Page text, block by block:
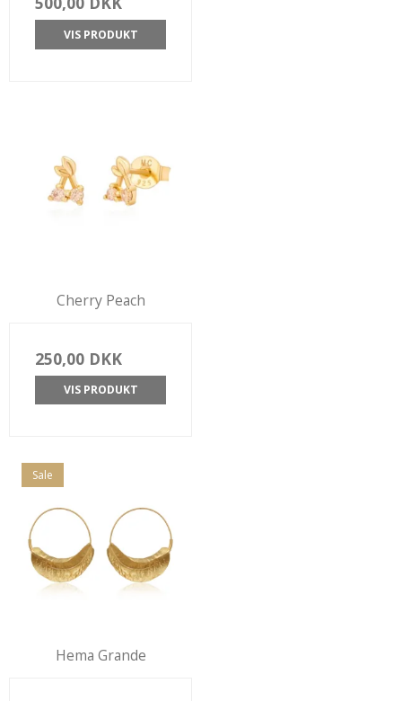
VIS PRODUKT
Cherry Peach
250,00 DKK
VIS PRODUKT
Sale
Hema Grande